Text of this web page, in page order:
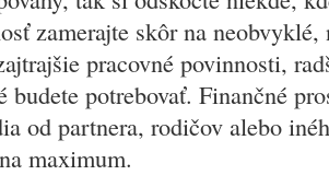
zamerajte skôr na
pracovné povinnosti,
budete potrebovať. Finančné
od partnera, rodičov alebo
maximum.